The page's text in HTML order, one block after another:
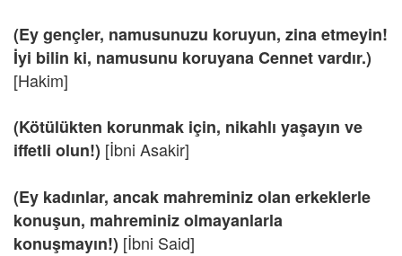
(Ey gençler, namusunuzu koruyun, zina etmeyin!
İyi bilin ki, namusunu koruyana Cennet vardır.)
[Hakim]
(Kötülükten korunmak için, nikahlı yaşayın ve
iffetli olun!) [İbni Asakir]
(Ey kadınlar, ancak mahreminiz olan erkeklerle
konuşun, mahreminiz olmayanlarla
konuşmayın!) [İbni Said]